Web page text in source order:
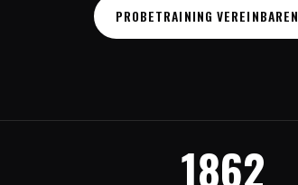
PROBETRAINING VEREINBAREN
1862